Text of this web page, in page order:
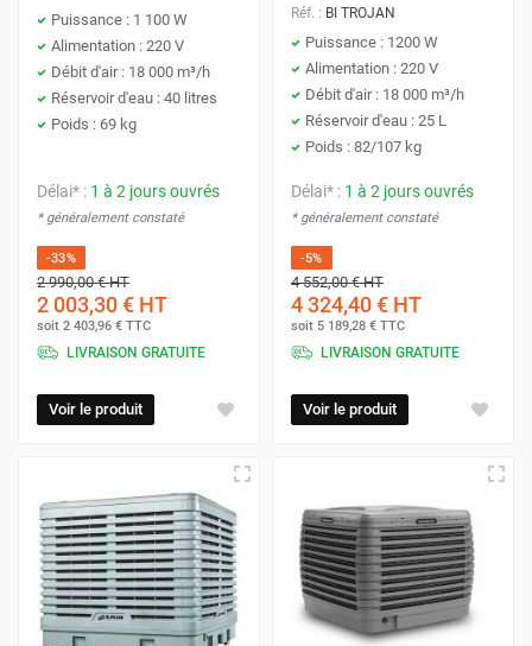
Puissance : 1 100 W
Alimentation : 220 V
Débit d'air : 18 000 m³/h
Réservoir d'eau : 40 litres
Poids : 69 kg
Délai* : 1 à 2 jours ouvrés
* généralement constaté
-33%
2 990,00 €HT
2 003,30 € HT
soit 2 403,96 € TTC
LIVRAISON GRATUITE
Voir le produit
Réf. : BI TROJAN
Puissance : 1200 W
Alimentation : 220 V
Débit d'air : 18 000 m³/h
Réservoir d'eau : 25 L
Poids : 82/107 kg
Délai* : 1 à 2 jours ouvrés
* généralement constaté
-5%
4 552,00 €HT
4 324,40 € HT
soit 5 189,28 € TTC
LIVRAISON GRATUITE
Voir le produit